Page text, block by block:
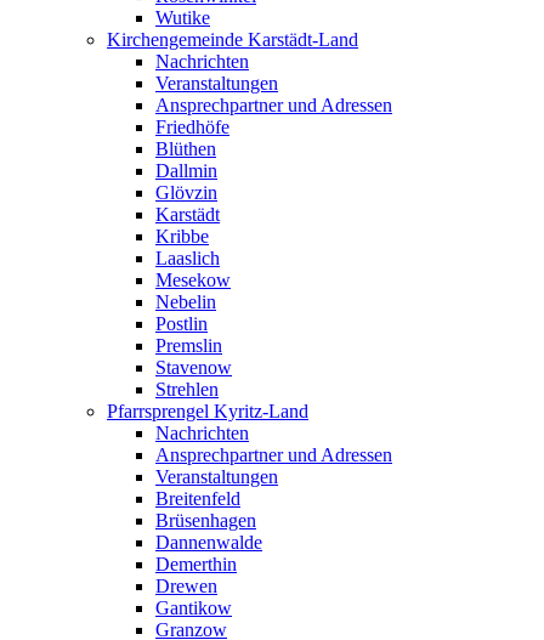
Wutike
Kirchengemeinde Karstädt-Land
Nachrichten
Veranstaltungen
Ansprechpartner und Adressen
Friedhöfe
Blüthen
Dallmin
Glövzin
Karstädt
Kribbe
Laaslich
Mesekow
Nebelin
Postlin
Premslin
Stavenow
Strehlen
Pfarrsprengel Kyritz-Land
Nachrichten
Ansprechpartner und Adressen
Veranstaltungen
Breitenfeld
Brüsenhagen
Dannenwalde
Demerthin
Drewen
Gantikow
Granzow